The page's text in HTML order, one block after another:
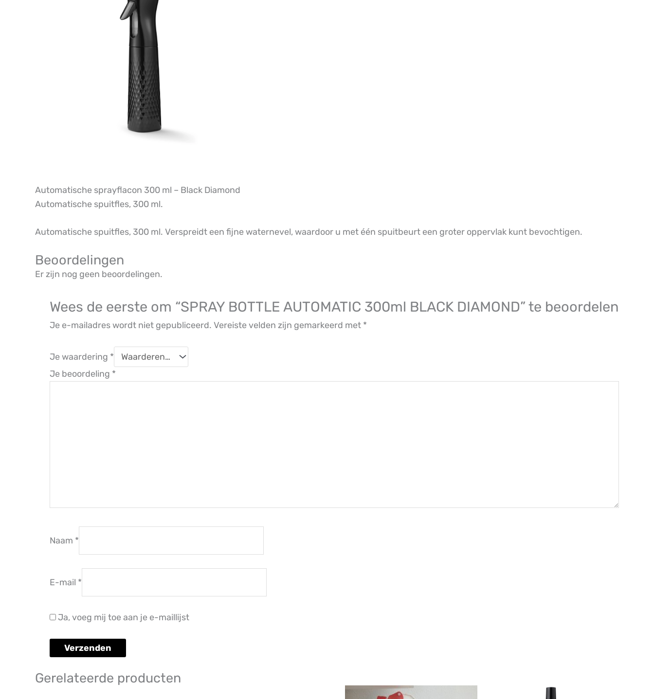
Automatische sprayflacon 300 ml – Black Diamond
Automatische spuitfles, 300 ml.
Automatische spuitfles, 300 ml. Verspreidt een fijne waternevel, waardoor u met één spuitbeurt een groter oppervlak kunt bevochtigen.
Beoordelingen
Er zijn nog geen beoordelingen.
Wees de eerste om “SPRAY BOTTLE AUTOMATIC 300ml BLACK DIAMOND” te beoordelen
Je e-mailadres wordt niet gepubliceerd. Vereiste velden zijn gemarkeerd met *
Je waardering *
Je beoordeling *
Naam *
E-mail *
Ja, voeg mij toe aan je e-maillijst
Gerelateerde producten